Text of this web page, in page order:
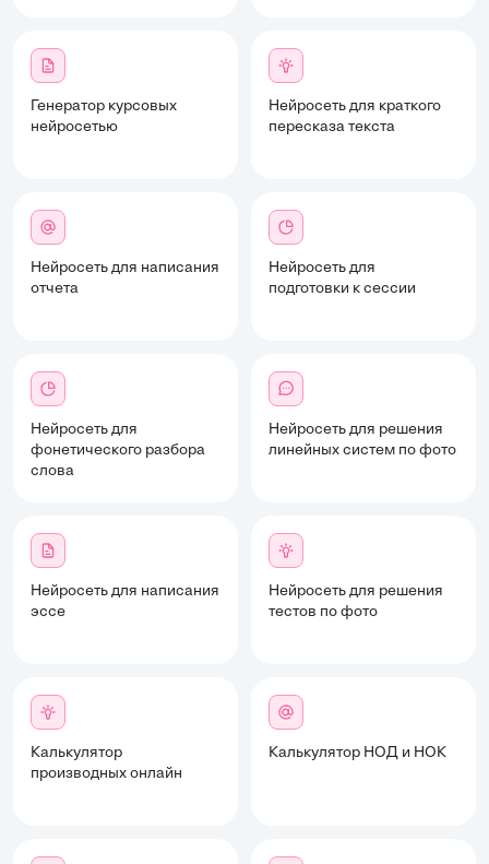
Генератор курсовых
нейросетью
Нейросеть для краткого
пересказа текста
Нейросеть для написания
отчета
Нейросеть для
подготовки к сессии
Нейросеть для
фонетического разбора
слова
Нейросеть для решения
линейных систем по фото
Нейросеть для написания
эссе
Нейросеть для решения
тестов по фото
Калькулятор
производных онлайн
Калькулятор НОД и НОК